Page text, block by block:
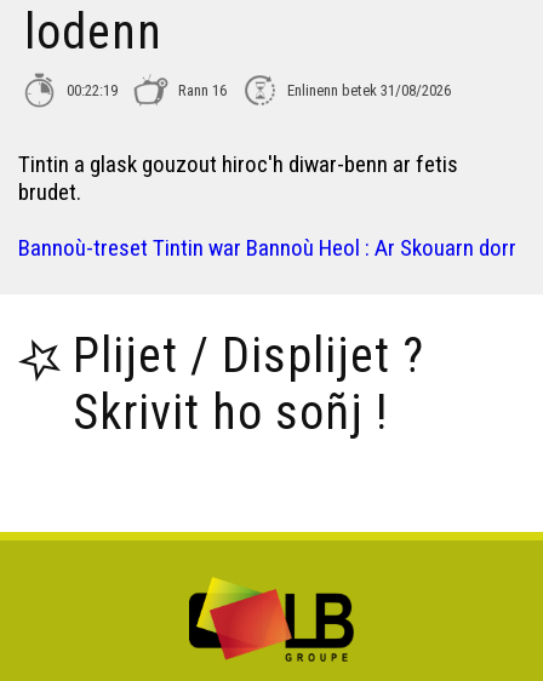
lodenn
00:22:19 Rann 16 Enlinenn betek 31/08/2026
Tintin a glask gouzout hiroc'h diwar-benn ar fetis
brudet.
Bannoù-treset Tintin war Bannoù Heol : Ar Skouarn dorr
Plijet / Displijet ?
Skrivit ho soñj !